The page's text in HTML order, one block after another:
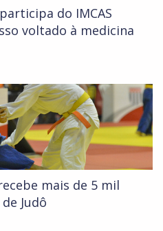
do IMCAS
voltado à medicina
mais de 5 mil
Judô